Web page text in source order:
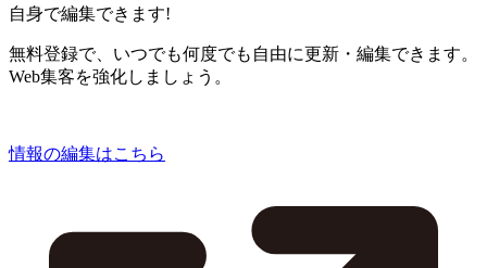
自身で編集できます!
無料登録で、いつでも何度でも自由に更新・編集できます。
Web集客を強化しましょう。
情報の編集はこちら